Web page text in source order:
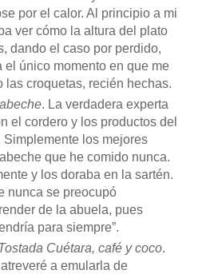
por el calor. Al principio a mi
ver cómo la altura del plato
dando el caso por perdido,
el único momento en que me
las croquetas, recién hechas.
. La verdadera experta
el cordero y los productos del
Simplemente los mejores
que he comido nunca.
y los doraba en la sartén.
nunca se preocupó
de la abuela, pues
para siempre”.
Cuétara, café y coco.
a emularla de